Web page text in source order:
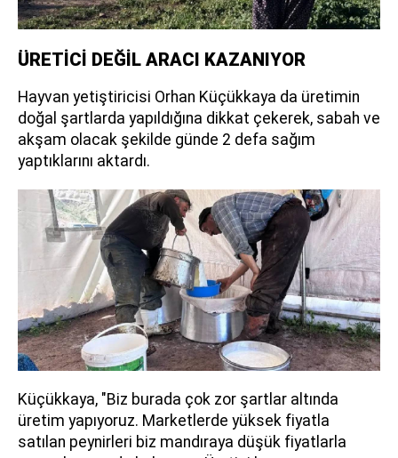
ÜRETİCİ DEĞİL ARACI KAZANIYOR
Hayvan yetiştiricisi Orhan Küçükkaya da üretimin
doğal şartlarda yapıldığına dikkat çekerek, sabah ve
akşam olacak şekilde günde 2 defa sağım
yaptıklarını aktardı.
Küçükkaya, "Biz burada çok zor şartlar altında
üretim yapıyoruz. Marketlerde yüksek fiyatla
satılan peynirleri biz mandıraya düşük fiyatlarla